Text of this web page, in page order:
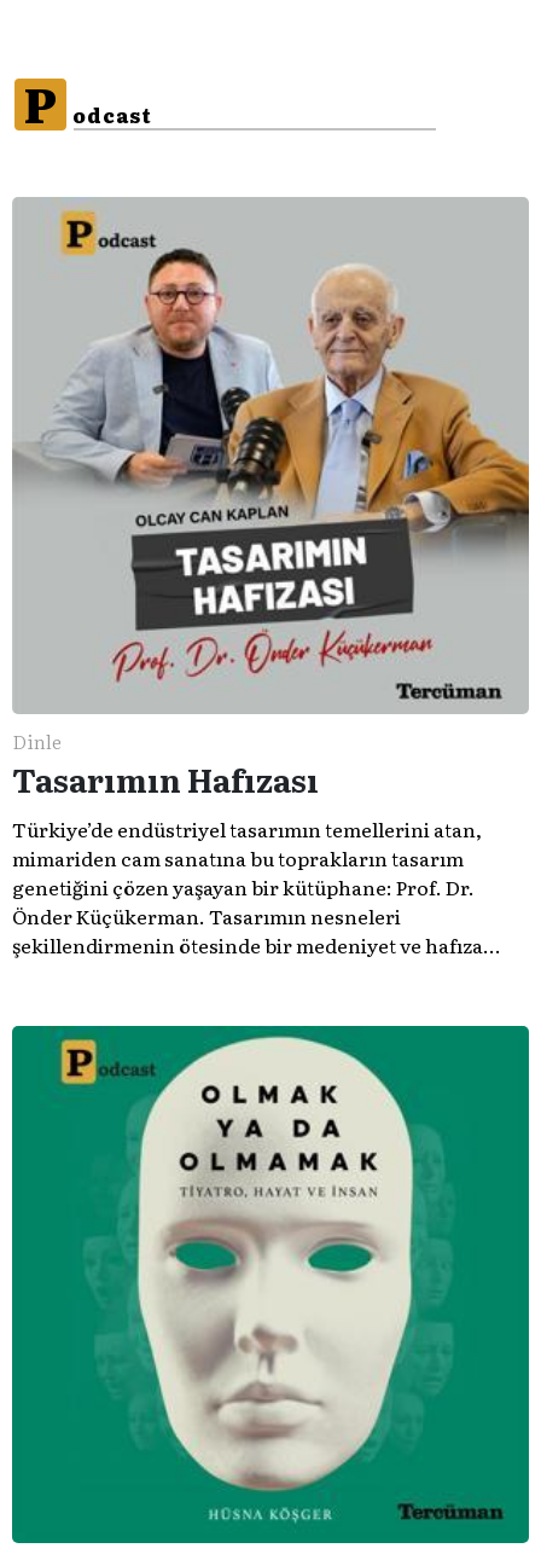
P odcast
Dinle
Tasarımın Hafızası
Türkiye’de endüstriyel tasarımın temellerini atan,
mimariden cam sanatına bu toprakların tasarım
genetiğini çözen yaşayan bir kütüphane: Prof. Dr.
Önder Küçükerman. ​Tasarımın nesneleri
şekillendirmenin ötesinde bir medeniyet ve hafıza